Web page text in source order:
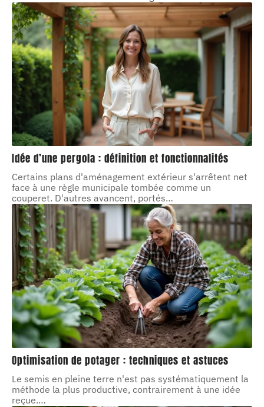
Idée d’une pergola : définition et fonctionnalités
Certains plans d'aménagement extérieur s'arrêtent net
face à une règle municipale tombée comme un
couperet. D'autres avancent, portés…
Optimisation de potager : techniques et astuces
Le semis en pleine terre n'est pas systématiquement la
méthode la plus productive, contrairement à une idée
reçue.…